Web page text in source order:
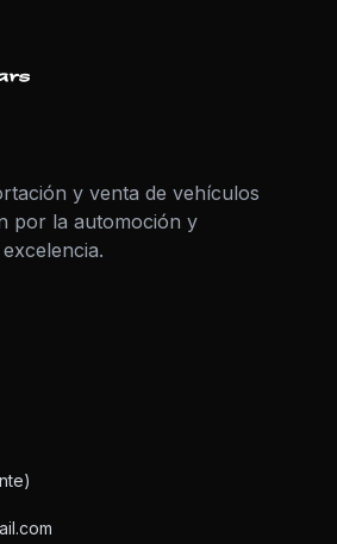
y venta de vehículos
por la automoción y